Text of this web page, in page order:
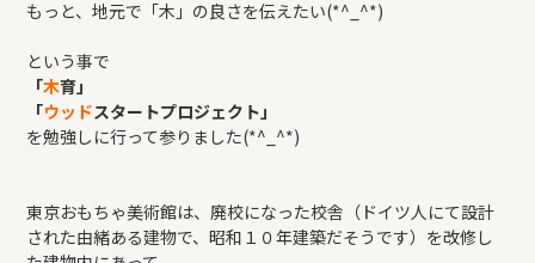
もっと、地元で「木」の良さを伝えたい(*^_^*)
という事で
「木育」
「ウッドスタートプロジェクト」
を勉強しに行って参りました(*^_^*)
東京おもちゃ美術館は、廃校になった校舎（ドイツ人にて設計
された由緒ある建物で、昭和１０年建築だそうです）を改修し